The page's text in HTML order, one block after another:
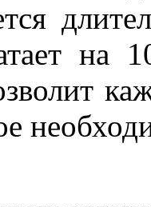
на